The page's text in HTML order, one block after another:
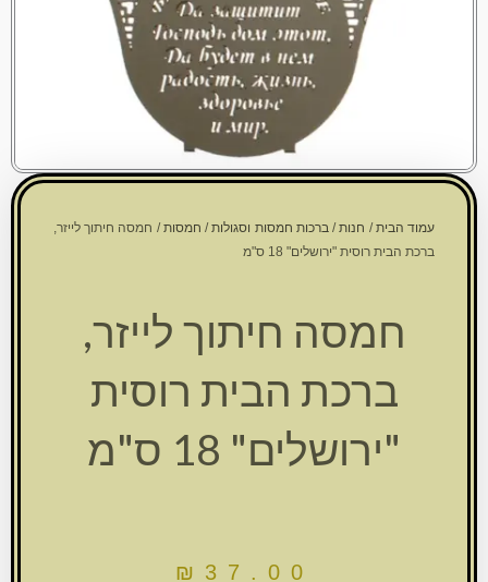
עמוד הבית/חנות/ברכות חמסות וסגולות/ חמסות/ חמסה חיתוך לייזר,
ברכת הבית רוסית "ירושלים" 18 ס"מ
חמסה חיתוך לייזר,
ברכת הבית רוסית
"ירושלים" 18 ס"מ
₪ 37.00